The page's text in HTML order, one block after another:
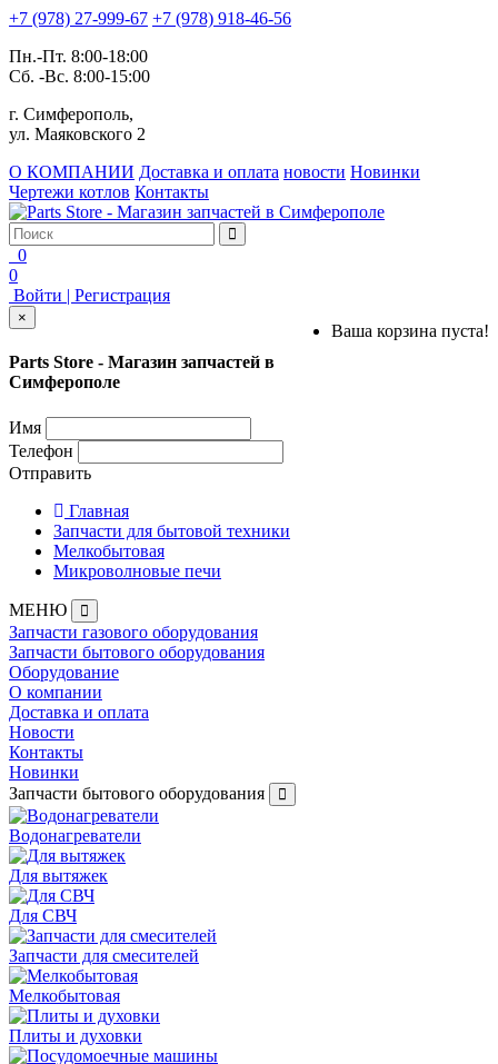
+7 (978) 27-999-67 +7 (978) 918-46-56
Пн.-Пт. 8:00-18:00
Сб. -Вс. 8:00-15:00
г. Симферополь,
ул. Маяковского 2
О КОМПАНИИ Доставка и оплата новости Новинки
Чертежи котлов Контакты
0
0
Ваша корзина пуста!
Войти | Регистрация
×
Parts Store - Магазин запчастей в
Симферополе
Имя
Телефон
Отправить
Главная
Запчасти для бытовой техники
Мелкобытовая
Микроволновые печи
МЕНЮ
Запчасти газового оборудования
Запчасти бытового оборудования
Оборудование
О компании
Доставка и оплата
Новости
Контакты
Новинки
Запчасти бытового оборудования
Водонагреватели
Для вытяжек
Для СВЧ
Запчасти для смесителей
Мелкобытовая
Плиты и духовки